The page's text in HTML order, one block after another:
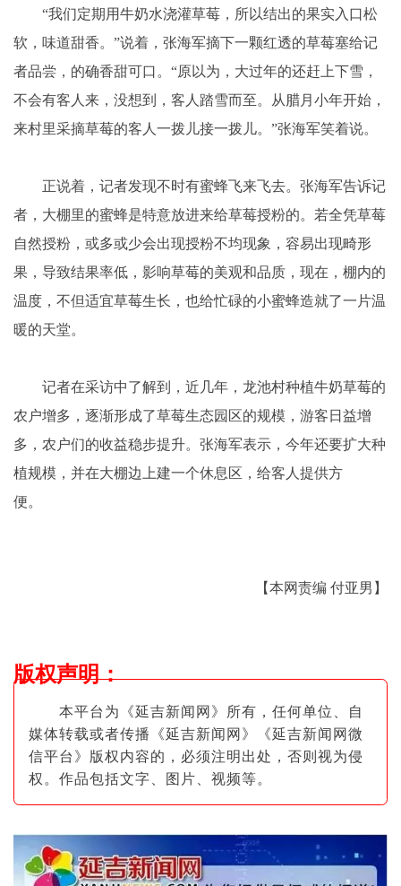
“我们定期用牛奶水浇灌草莓，所以结出的果实入口松
软，味道甜香。”说着，张海军摘下一颗红透的草莓塞给记
者品尝，的确香甜可口。“原以为，大过年的还赶上下雪，
不会有客人来，没想到，客人踏雪而至。从腊月小年开始，
来村里采摘草莓的客人一拨儿接一拨儿。”张海军笑着说。
正说着，记者发现不时有蜜蜂飞来飞去。张海军告诉记
者，大棚里的蜜蜂是特意放进来给草莓授粉的。若全凭草莓
自然授粉，或多或少会出现授粉不均现象，容易出现畸形
果，导致结果率低，影响草莓的美观和品质，现在，棚内的
温度，不但适宜草莓生长，也给忙碌的小蜜蜂造就了一片温
暖的天堂。
记者在采访中了解到，近几年，龙池村种植牛奶草莓的
农户增多，逐渐形成了草莓生态园区的规模，游客日益增
多，农户们的收益稳步提升。张海军表示，今年还要扩大种
植规模，并在大棚边上建一个休息区，给客人提供方
便。
【本网责编 付亚男】
版权声明：
本平台为《延吉新闻网》所有，任何单位、自
媒体转载或者传播《延吉新闻网》《延吉新闻网微
信平台》版权内容的，必须注明出处，否则视为侵
权。作品包括文字、图片 、视频等。